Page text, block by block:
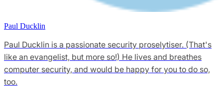
Paul Ducklin
Paul Ducklin is a passionate security proselytiser. (That's
like an evangelist, but more so!) He lives and breathes
computer security, and would be happy for you to do so,
too.